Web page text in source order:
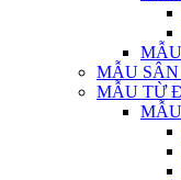
MẪU
MẪU TỪ